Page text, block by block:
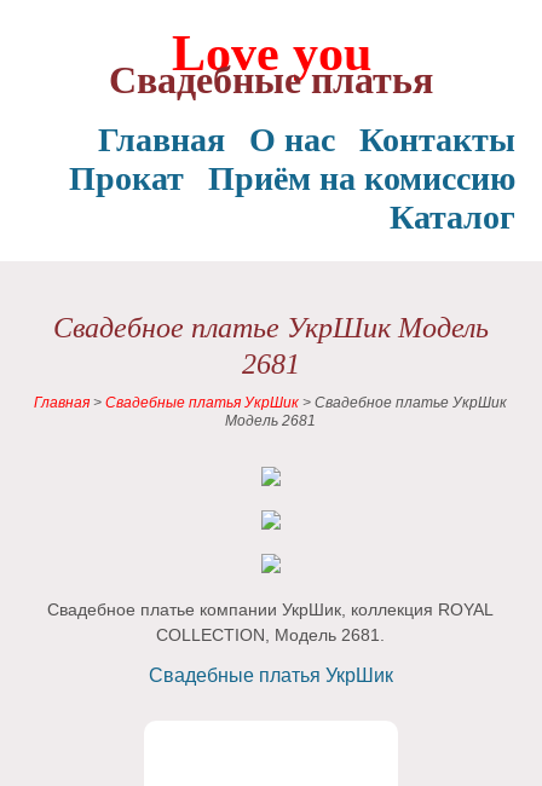
Love you
Свадебные платья
Контакты
О нас
Главная
Приём на комиссию
Прокат
Каталог
Свадебное платье УкрШик Модель
2681
Главная >Свадебные платья УкрШик >Свадебное платье УкрШик
Модель 2681
Свадебное платье компании УкрШик, коллекция ROYAL
COLLECTION, Модель 2681.
Свадебные платья УкрШик